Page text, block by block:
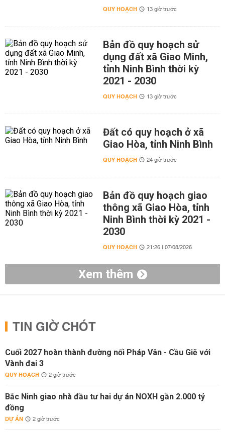
QUY HOẠCH 13 giờ trước
Bản đồ quy hoạch sử
dụng đất xã Giao Minh,
tỉnh Ninh Bình thời kỳ
2021 - 2030
QUY HOẠCH 13 giờ trước
Đất có quy hoạch ở xã
Giao Hòa, tỉnh Ninh Bình
QUY HOẠCH 24 giờ trước
Bản đồ quy hoạch giao
thông xã Giao Hòa, tỉnh
Ninh Bình thời kỳ 2021 -
2030
QUY HOẠCH 21:26 | 07/08/2026
Xem thêm
TIN GIỜ CHÓT
Cuối 2027 hoàn thành đường nối Pháp Vân - Cầu Giẽ với
Vành đai 3
QUY HOẠCH 2 giờ trước
Bắc Ninh giao nhà đầu tư hai dự án NOXH gần 2.000 tỷ
đồng
DỰ ÁN 2 giờ trước